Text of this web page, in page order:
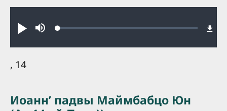
Play MuteLoaded:
, 14
Иоаннʼ падвы Маймбабцо Юн